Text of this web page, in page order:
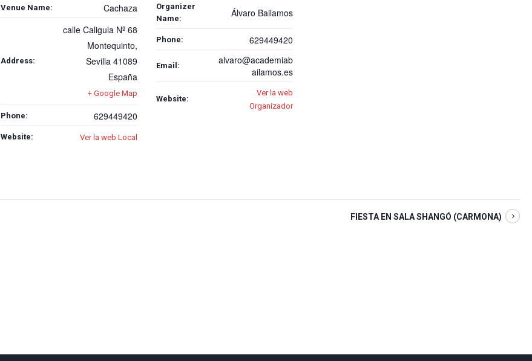
Venue Name: Cachaza
Address:
calle Caligula Nº 68
Montequinto,
Sevilla 41089
España
+ Google Map
Phone: 629449420
Website: Ver la web Local
Organizer
Name:
Álvaro Bailamos
Phone: 629449420
Email:
alvaro@academiab
ailamos.es
Website:
Ver la web
Organizador
FIESTA EN SALA SHANGÓ (CARMONA)